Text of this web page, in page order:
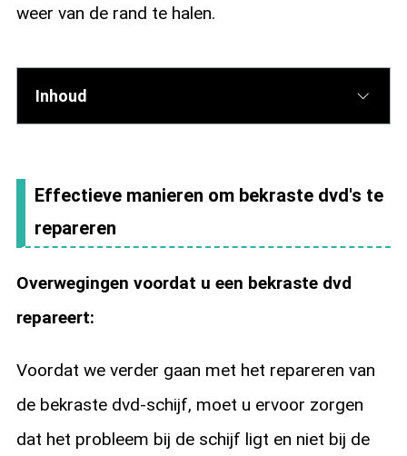
weer van de rand te halen.
Inhoud
Effectieve manieren om bekraste dvd's te
repareren
Overwegingen voordat u een bekraste dvd
repareert:
Voordat we verder gaan met het repareren van
de bekraste dvd-schijf, moet u ervoor zorgen
dat het probleem bij de schijf ligt en niet bij de